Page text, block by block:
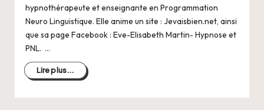
hypnothérapeute et enseignante en Programmation
Neuro Linguistique. Elle anime un site : Jevaisbien.net, ainsi
que sa page Facebook : Eve-Elisabeth Martin- Hypnose et
PNL. …
Lire plus...